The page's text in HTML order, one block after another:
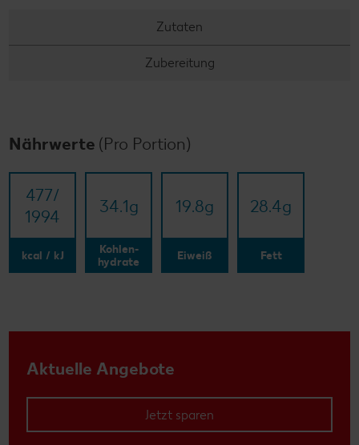
Zutaten
Zubereitung
Nährwerte (Pro Portion)
477/​
1994
kcal / kJ
34.1g
Kohlen-
hydrate
19.8g
Eiweiß
28.4g
Fett
Aktuelle Angebote
Jetzt sparen